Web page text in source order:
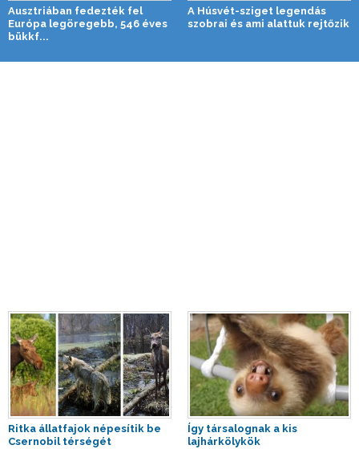
Ausztriában fedezték fel
Európa legöregebb, 546 éves
bükkf...
A Húsvét-sziget legendás
szobrai és ami alattuk rejtőzik
Ritka állatfajok népesítik be
Csernobil térségét
Így társalognak a kis
lajhárkölykök